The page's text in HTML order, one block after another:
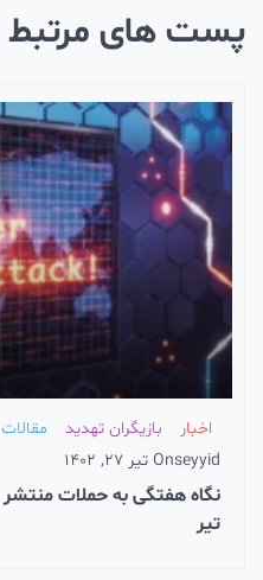
های مرتبط
بازیگران تهدید
مقالات
seyyid
On تیر 27, 1402